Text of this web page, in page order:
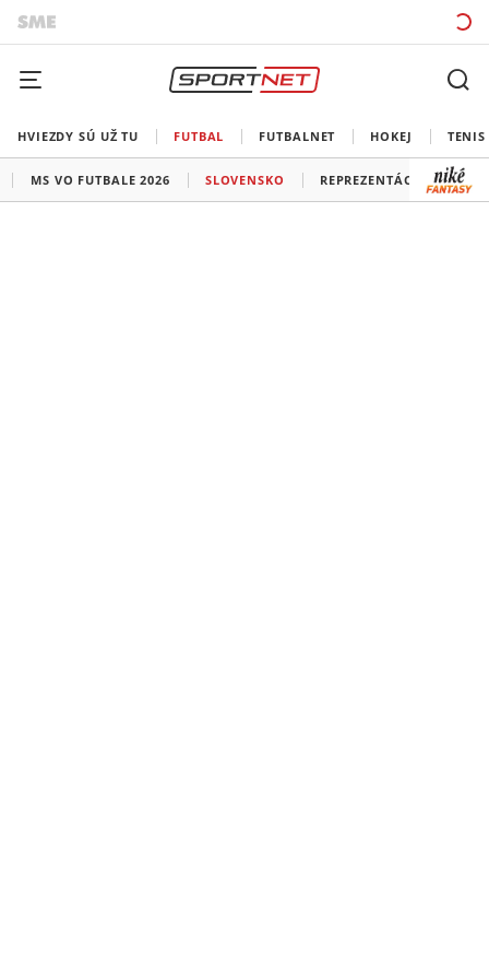
HVIEZDY SÚ UŽ TU FUTBAL FUTBALNET HOKEJ TENIS
MS VO FUTBALE 2026 SLOVENSKO REPREZENTÁCIE